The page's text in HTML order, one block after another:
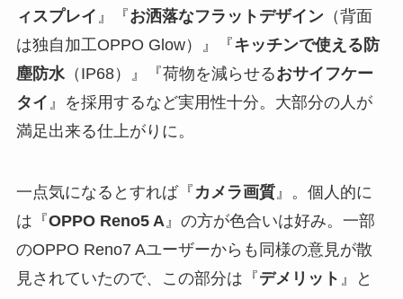
ィスプレイ 』『お洒落なフラットデザイン（背面
は独自加工OPPO Glow）』『キッチンで使える防
塵防水（IP68）』『荷物を減らせるおサイフケー
タイ 』を採用するなど実用性十分。大部分の人が
満足出来る仕上がりに。
一点気になるとすれば『 カメラ画質』。個人的に
は『OPPO Reno5 A』の方が色合いは好み。一部
のOPPO Reno7 Aユーザーからも同様の意見が散
見されていたので、この部分は『デメリット 』と